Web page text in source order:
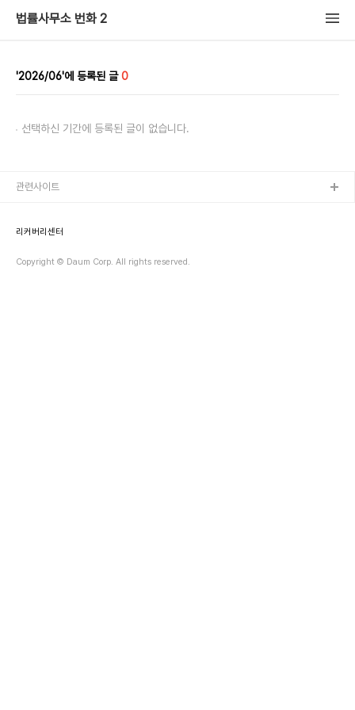
법률사무소 번화 2
2026/06 0
선택하신 기간에 등록된 글이 없습니다.
리커버리센터
Copyright © Daum Corp. All rights reserved.
관련사이트